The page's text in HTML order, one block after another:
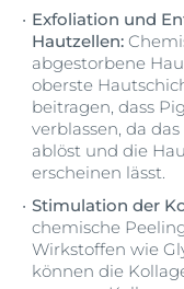
Exfoliation und
Hautzellen:
abgestorbene
oberste
beitragen, dass
verblassen, da
ablöst und die
erscheinen lässt.
Stimulation der
chemische
Wirkstoffen wie
können die